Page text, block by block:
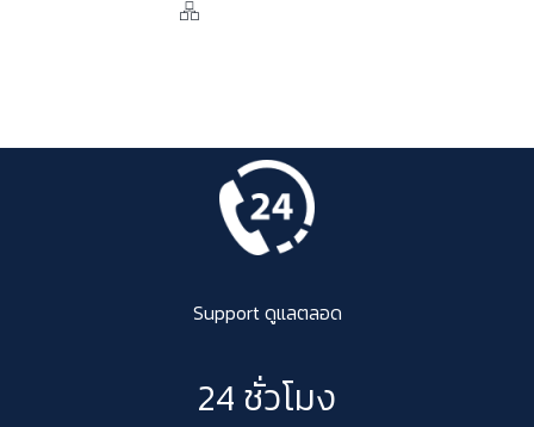
Support ดูแลตลอด
24 ชั่วโมง